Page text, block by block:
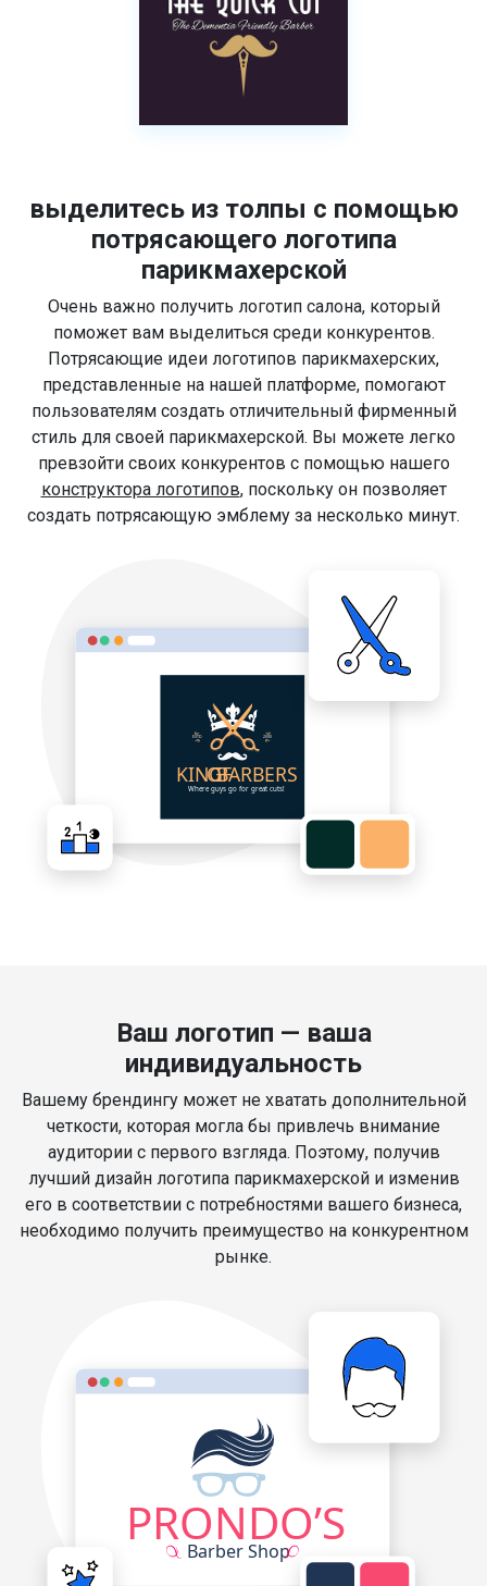
выделитесь из толпы с помощью
потрясающего логотипа
парикмахерской
Очень важно получить логотип салона, который
поможет вам выделиться среди конкурентов.
Потрясающие идеи логотипов парикмахерских,
представленные на нашей платформе, помогают
пользователям создать отличительный фирменный
стиль для своей парикмахерской. Вы можете легко
превзойти своих конкурентов с помощью нашего
конструктора логотипов, поскольку он позволяет
создать потрясающую эмблему за несколько минут.
Ваш логотип — ваша
индивидуальность
Вашему брендингу может не хватать дополнительной
четкости, которая могла бы привлечь внимание
аудитории с первого взгляда. Поэтому, получив
лучший дизайн логотипа парикмахерской и изменив
его в соответствии с потребностями вашего бизнеса,
необходимо получить преимущество на конкурентном
рынке.